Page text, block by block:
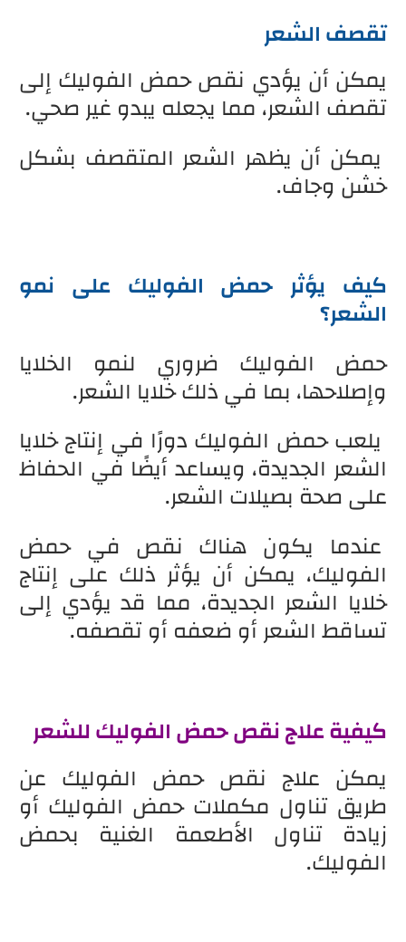
تقصف الشعر
يمكن أن يؤدي نقص حمض الفوليك إلى
تقصف الشعر، مما يجعله يبدو غير صحي.
يمكن أن يظهر الشعر المتقصف بشكل
خشن وجاف.
كيف يؤثر حمض الفوليك على نمو
الشعر؟
حمض الفوليك ضروري لنمو الخلايا
وإصلاحها، بما في ذلك خلايا الشعر.
يلعب حمض الفوليك دورًا في إنتاج خلايا
الشعر الجديدة، ويساعد أيضًا في الحفاظ
على صحة بصيلات الشعر.
عندما يكون هناك نقص في حمض
الفوليك، يمكن أن يؤثر ذلك على إنتاج
خلايا الشعر الجديدة، مما قد يؤدي إلى
تساقط الشعر أو ضعفه أو تقصفه.
كيفية علاج نقص حمض الفوليك للشعر
يمكن علاج نقص حمض الفوليك عن
طريق تناول مكملات حمض الفوليك أو
زيادة تناول الأطعمة الغنية بحمض
الفوليك.